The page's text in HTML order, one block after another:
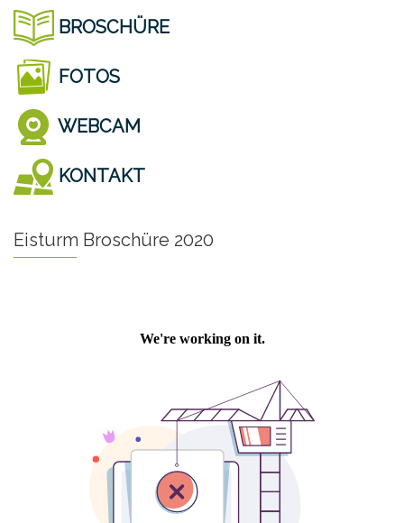
BROSCHÜRE
FOTOS
WEBCAM
KONTAKT
Eisturm Broschüre 2020